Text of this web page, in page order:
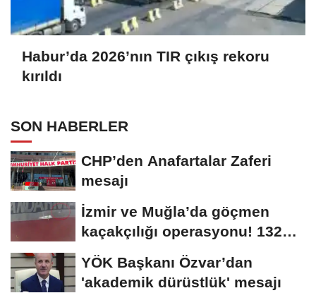
Habur’da 2026’nın TIR çıkış rekoru
kırıldı
SON HABERLER
CHP’den Anafartalar Zaferi
mesajı
İzmir ve Muğla’da göçmen
kaçakçılığı operasyonu! 132
düzensiz...
YÖK Başkanı Özvar’dan
'akademik dürüstlük' mesajı